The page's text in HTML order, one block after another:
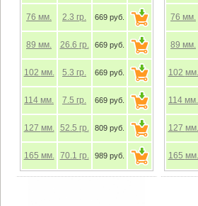
76 мм. 2.3 гр. 669 руб.
89 мм. 26.6 гр. 669 руб.
102 мм. 5.3 гр. 669 руб.
114 мм. 7.5 гр. 669 руб.
127 мм. 52.5 гр. 809 руб.
165 мм. 70.1 гр. 989 руб.
76 мм.
89 мм.
102 мм.
114 мм.
127 мм.
165 мм.